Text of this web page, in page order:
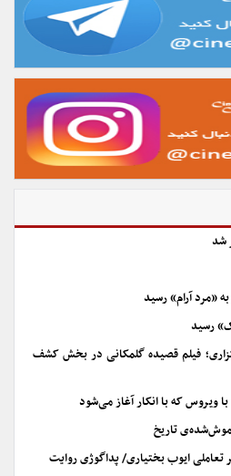
شد
«مرد آرام» رسید
رسید
فیلم قصیده گلمکانی در بخش کشف
ویروس که با انکار آغاز می‌شود
تاریخ
تعاملی ایوب بختیاری/ پداگوژی روایت